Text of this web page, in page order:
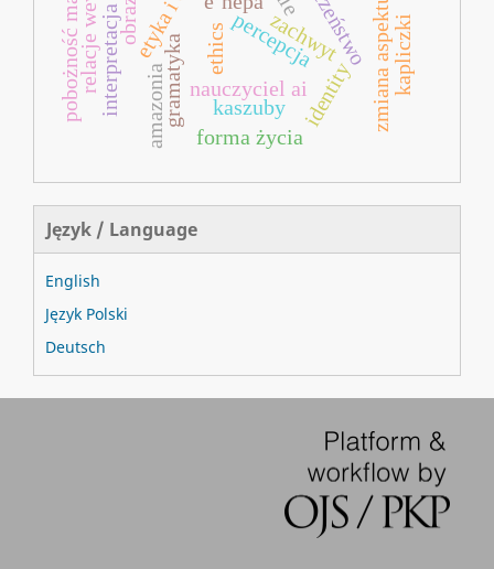
percepcja
zachwyt zmiana aspektu
gramatyka nauczyciel ai
interpretacja identity
ethics
amazonia
kapliczki
kaszuby
forma życia
Język / Language
English
Język Polski
Deutsch